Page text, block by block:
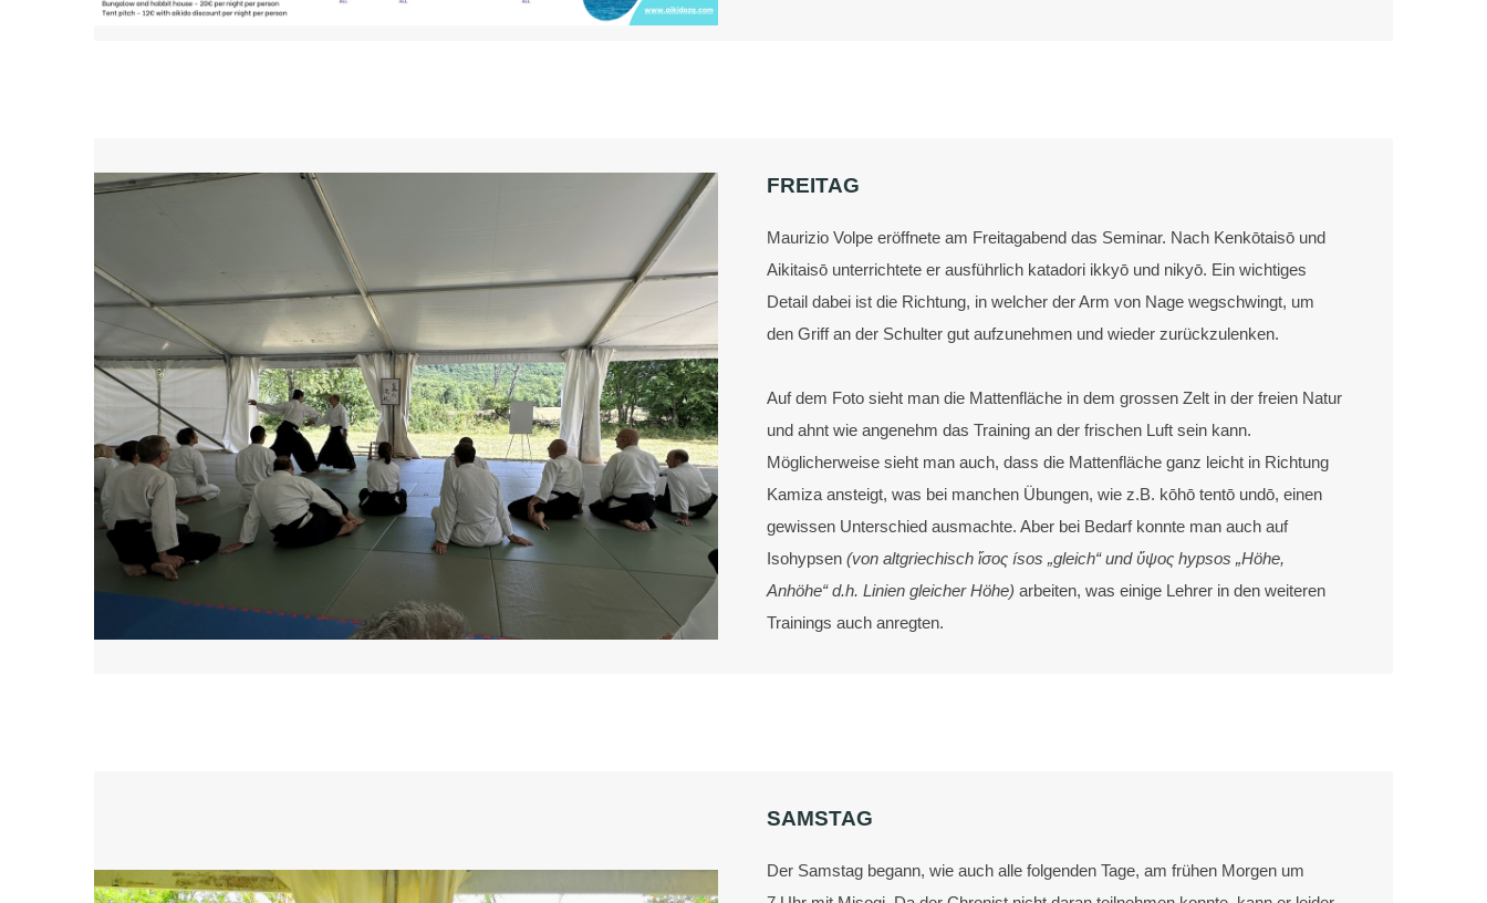
FREITAG
Maurizio Volpe eröffnete am Freitagabend das Seminar. Nach Kenkōtaisō und
Aikitaisō unterrichtete er ausführlich katadori ikkyō und nikyō. Ein wichtiges
Detail dabei ist die Richtung, in welcher der Arm von Nage wegschwingt, um
den Griff an der Schulter gut aufzunehmen und wieder zurückzulenken.
Auf dem Foto sieht man die Mattenfläche in dem grossen Zelt in der freien Natur
und ahnt wie angenehm das Training an der frischen Luft sein kann.
Möglicherweise sieht man auch, dass die Mattenfläche ganz leicht in Richtung
Kamiza ansteigt, was bei manchen Übungen, wie z.B. kōhō tentō undō, einen
gewissen Unterschied ausmachte. Aber bei Bedarf konnte man auch auf
Isohypsen (von altgriechisch ἴσος ísos „gleich“ und ὕψος hypsos „Höhe,
Anhöhe“ d.h. Linien gleicher Höhe) arbeiten, was einige Lehrer in den weiteren
Trainings auch anregten.
SAMSTAG
Der Samstag begann, wie auch alle folgenden Tage, am frühen Morgen um